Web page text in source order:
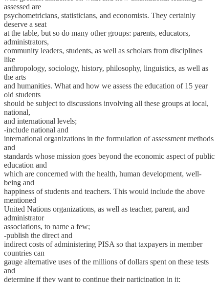
assessed are
psychometricians, statisticians, and economists. They certainly
deserve a seat
at the table, but so do many other groups: parents, educators,
administrators,
community leaders, students, as well as scholars from disciplines
like
anthropology, sociology, history, philosophy, linguistics, as well as
the arts
and humanities. What and how we assess the education of 15 year
old students
should be subject to discussions involving all these groups at local,
national,
and international levels;
-include national and
international organizations in the formulation of assessment methods
and
standards whose mission goes beyond the economic aspect of public
education and
which are concerned with the health, human development, well-
being and
happiness of students and teachers. This would include the above
mentioned
United Nations organizations, as well as teacher, parent, and
administrator
associations, to name a few;
-publish the direct and
indirect costs of administering PISA so that taxpayers in member
countries can
gauge alternative uses of the millions of dollars spent on these tests
and
determine if they want to continue their participation in it;